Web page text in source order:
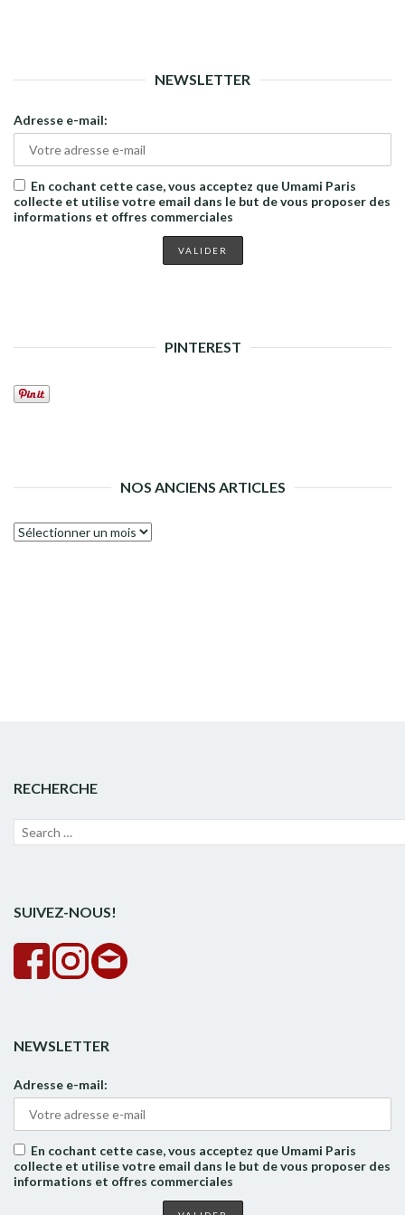
NEWSLETTER
Adresse e-mail:
En cochant cette case, vous acceptez que Umami Paris
collecte et utilise votre email dans le but de vous proposer des
informations et offres commerciales
PINTEREST
NOS ANCIENS ARTICLES
Nos
RECHERCHE
Recherche
SUIVEZ-NOUS!
NEWSLETTER
Adresse e-mail:
En cochant cette case, vous acceptez que Umami Paris
collecte et utilise votre email dans le but de vous proposer des
informations et offres commerciales